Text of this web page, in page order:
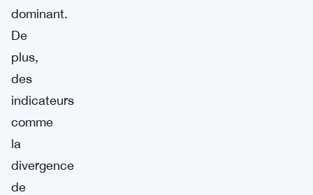
dominant.
De
plus,
des
indicateurs
comme
la
divergence
de